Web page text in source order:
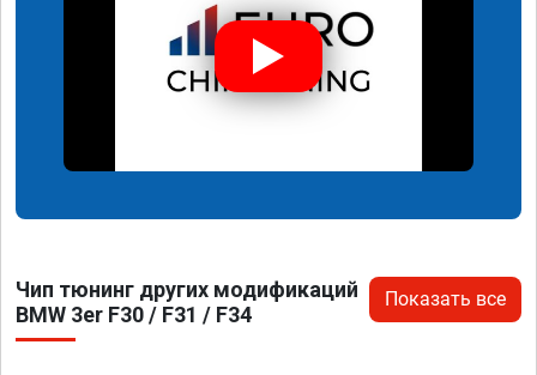
Чип тюнинг других модификаций
BMW 3er F30 / F31 / F34
Показать все